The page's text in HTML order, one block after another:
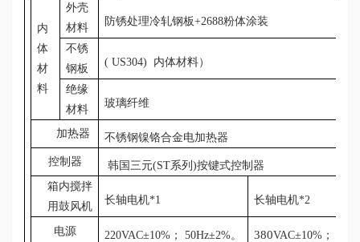
内
体
材
料
外壳
材料
防锈处理冷轧钢板+2688粉体涂装
不锈
钢板
( US304) 内体材料）
绝缘
材料
玻璃纤维
加热器
不锈钢镍铬合金电加热器
控制器
韩国三元(ST系列)按键式控制器
箱内搅拌
用鼓风机
长轴电机*1 长轴电机*2
电源 220VAC±10%； 50Hz±2%。 380VAC±10%；